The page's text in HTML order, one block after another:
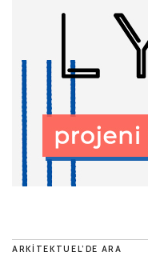
ARKITEKTUEL’DE ARA